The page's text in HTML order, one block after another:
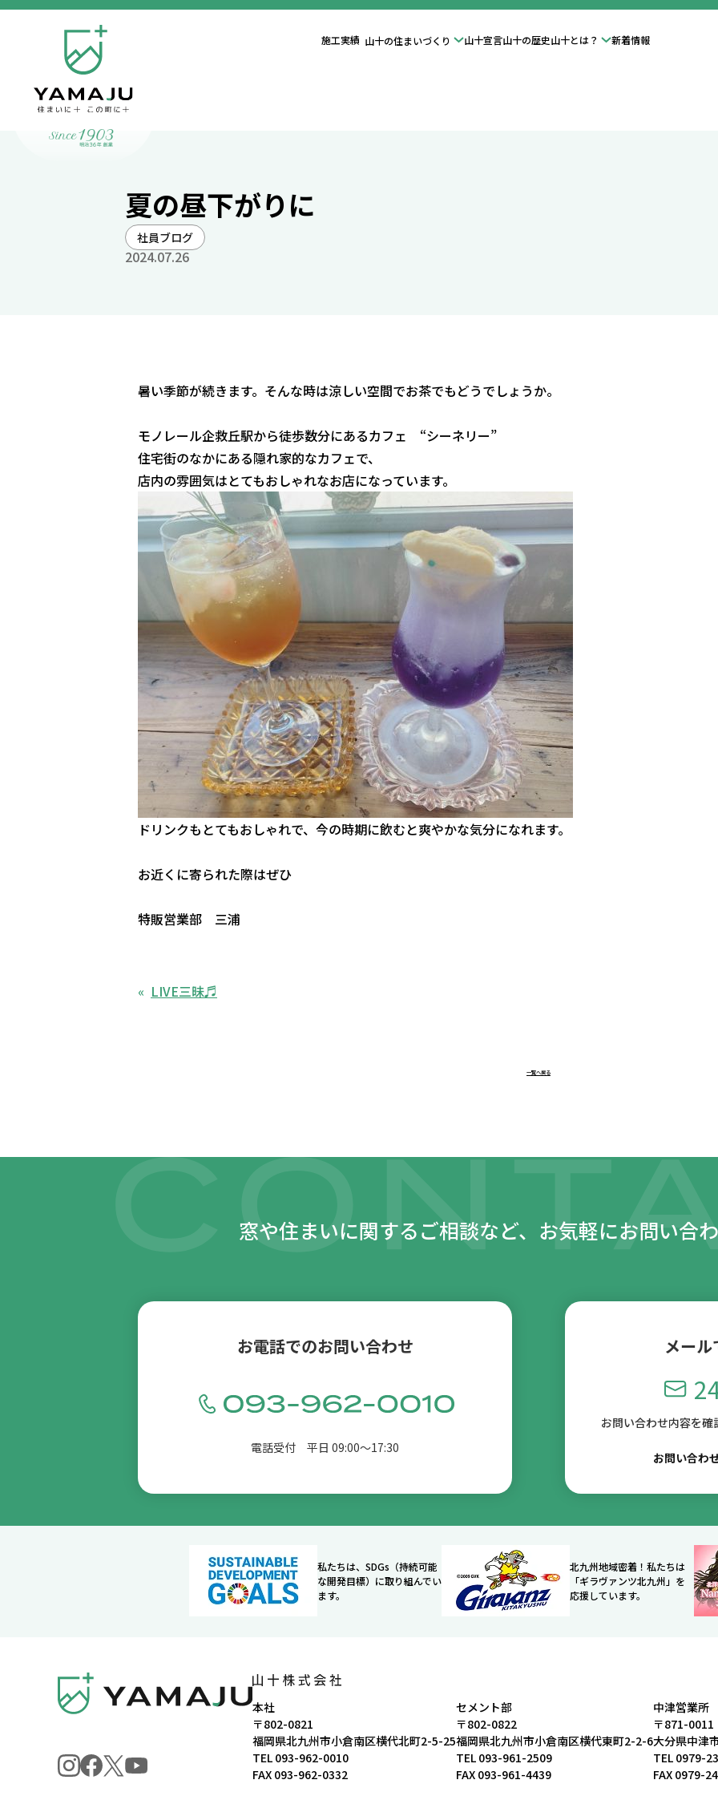
施工実績 山十の住まいづくり 山十宣言山十の歴史山十とは？ 新着情報
夏の昼下がりに
社員ブログ
2024.07.26
暑い季節が続きます。そんな時は涼しい空間でお茶でもどうでしょうか。
モノレール企救丘駅から徒歩数分にあるカフェ “シーネリー”
住宅街のなかにある隠れ家的なカフェで、
店内の雰囲気はとてもおしゃれなお店になっています。
ドリンクもとてもおしゃれで、今の時期に飲むと爽やかな気分になれます。
お近くに寄られた際はぜひ
特販営業部 三浦
LIVE三昧♬
一覧へ戻る
窓や住まいに関するご相談など、 お気軽にお問い合
お電話でのお問い合わせ
電話受付 平日 09:00〜17:30
メー
お問い合わせ内容を確
お問い合わ
私たちは、SDGs（持続可能
な開発目標）に取り組んでい
ます。
北九州地域密着！私たちは
「ギラヴァンツ北九州」を
応援しています。
本社
〒802-0821
福岡県北九州市小倉南区横代北町2-5-25
TEL 093-962-0010
FAX 093-962-0332
セメント部
〒802-0822
福岡県北九州市小倉南区横代東町2-2-6
TEL 093-961-2509
FAX 093-961-4439
中津営業所
〒871-0011
大分県中津
TEL 0979-
FAX 0979-